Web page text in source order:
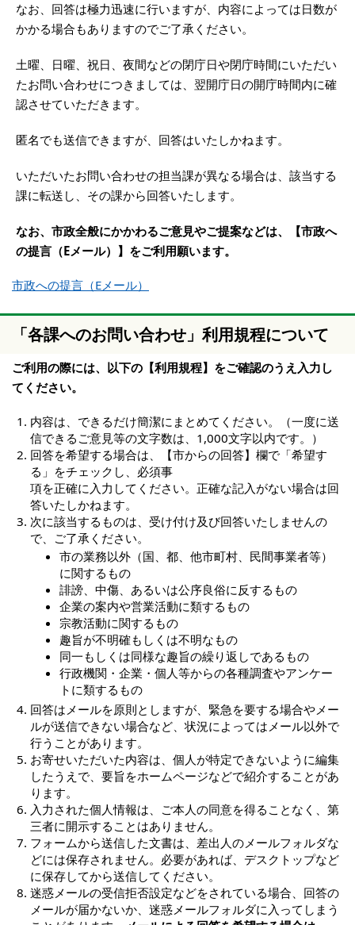
なお、回答は極力迅速に行いますが、内容によっては日数が
かかる場合もありますのでご了承ください。
土曜、日曜、祝日、夜間などの閉庁日や閉庁時間にいただい
たお問い合わせにつきましては、翌開庁日の開庁時間内に確
認させていただきます。
匿名でも送信できますが、回答はいたしかねます。
いただいたお問い合わせの担当課が異なる場合は、該当する
課に転送し、その課から回答いたします。
なお、市政全般にかかわるご意見やご提案などは、【市政へ
の提言（Eメール）】をご利用願います。
市政への提言（Eメール）
「各課へのお問い合わせ」利用規程について
ご利用の際には、以下の【利用規程】をご確認のうえ入力し
てください。
内容は、できるだけ簡潔にまとめてください。（一度に送
信できるご意見等の文字数は、1,000文字以内です。）
回答を希望する場合は、【市からの回答】欄で「希望す
る」をチェックし、必須事
項を正確に入力してください。正確な記入がない場合は回
答いたしかねます。
次に該当するものは、受け付け及び回答いたしませんの
で、ご了承ください。
市の業務以外（国、都、他市町村、民間事業者等）
に関するもの
誹謗、中傷、あるいは公序良俗に反するもの
企業の案内や営業活動に類するもの
宗教活動に関するもの
趣旨が不明確もしくは不明なもの
同一もしくは同様な趣旨の繰り返しであるもの
行政機関・企業・個人等からの各種調査やアンケー
トに類するもの
回答はメールを原則としますが、緊急を要する場合やメー
ルが送信できない場合など、状況によってはメール以外で
行うことがあります。
お寄せいただいた内容は、個人が特定できないように編集
したうえで、要旨をホームページなどで紹介することがあ
ります。
入力された個人情報は、ご本人の同意を得ることなく、第
三者に開示することはありません。
フォームから送信した文書は、差出人のメールフォルダな
どには保存されません。必要があれば、デスクトップなど
に保存してから送信してください。
迷惑メールの受信拒否設定などをされている場合、回答の
メールが届かないか、迷惑メールフォルダに入ってしまう